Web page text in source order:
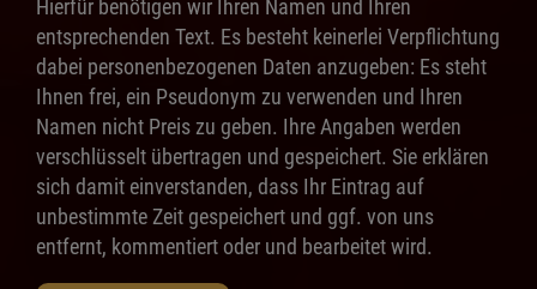
Hierfür benötigen wir Ihren Namen und Ihren
entsprechenden Text. Es besteht keinerlei Verpflichtung
dabei personenbezogenen Daten anzugeben: Es steht
Ihnen frei, ein Pseudonym zu verwenden und Ihren
Namen nicht Preis zu geben. Ihre Angaben werden
verschlüsselt übertragen und gespeichert. Sie erklären
sich damit einverstanden, dass Ihr Eintrag auf
unbestimmte Zeit gespeichert und ggf. von uns
entfernt, kommentiert oder und bearbeitet wird.